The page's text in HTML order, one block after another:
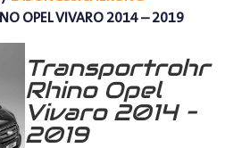
OPEL VIVARO 2014 – 2019
Transportrohr
Rhino Opel
Vivaro 2014 –
2019